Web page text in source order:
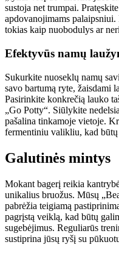
sustoja net trumpai.
apdovanojimams
tokias kaip nuobodulys ar
Efektyvūs namų
Sukurkite nuoseklų namų
savo bartumą ryte, žaisdami
Pasirinkite konkrečią lauko
„Go Potty“. Siūlykite
pašalina tinkamoje vietoje.
fermentiniu valikliu, kad
Galutinės mintys
Mokant bagerį reikia
unikalius bruožus. Mūsų
pabrėžia teigiamą
pagrįstą veiklą, kad būtų
sugebėjimus. Reguliarūs
sustiprina jūsų ryšį su